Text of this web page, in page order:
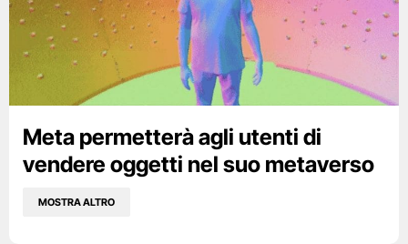
Meta permetterà agli utenti di
vendere oggetti nel suo metaverso
MOSTRA ALTRO